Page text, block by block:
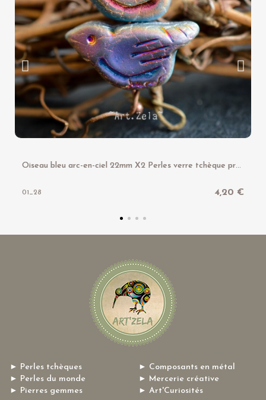
O
iseau bleu arc-en-ciel 22mm X2 Perles verre tchèque premium opaque
01_28 4,20 €
► Perles tchèques
► Perles du monde
► Pierres gemmes
► Composants en métal
► Mercerie créative
► Art'Curiosités